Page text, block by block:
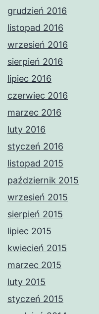
grudzień 2016
listopad 2016
wrzesień 2016
sierpień 2016
lipiec 2016
czerwiec 2016
marzec 2016
luty 2016
styczeń 2016
listopad 2015
październik 2015
wrzesień 2015
sierpień 2015
lipiec 2015
kwiecień 2015
marzec 2015
luty 2015
styczeń 2015